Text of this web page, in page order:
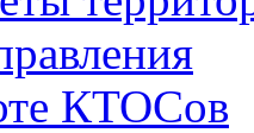
КТОСов